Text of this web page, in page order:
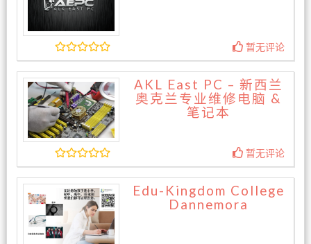
暂无评论
AKL East PC – 新西兰
奥克兰专业维修电脑 &
笔记本
暂无评论
Edu-Kingdom College
Dannemora